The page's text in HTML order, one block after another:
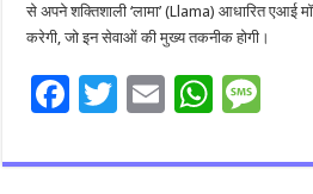
से अपने शक्तिशाली ‘लामा’ (Llama) आधारित एआई
करेगी, जो इन सेवाओं की मुख्य तकनीक होगी।
F
e
T
tt
E
ai
W
at sa